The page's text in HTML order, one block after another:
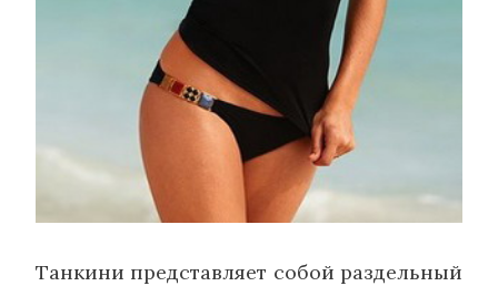
Танкини представляет собой раздельный